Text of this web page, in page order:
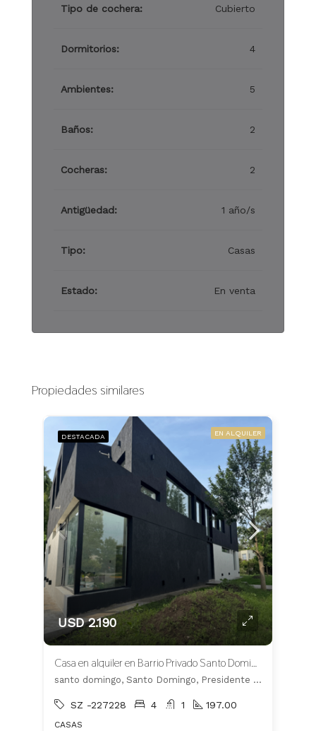
Tipo de cochera: Cubierto
Dormitorios: 4
Ambientes: 5
Baños: 2
Cocheras: 2
Antigüedad: 1 año/s
Tipo: Casas
Estado: En venta
Propiedades similares
DESTACADA EN ALQUILER
USD 2.190
Casa en alquiler en Barrio Privado Santo Domingo
santo domingo, Santo Domingo, Presidente Perón
SZ -227228 4 1 197.00
CASAS